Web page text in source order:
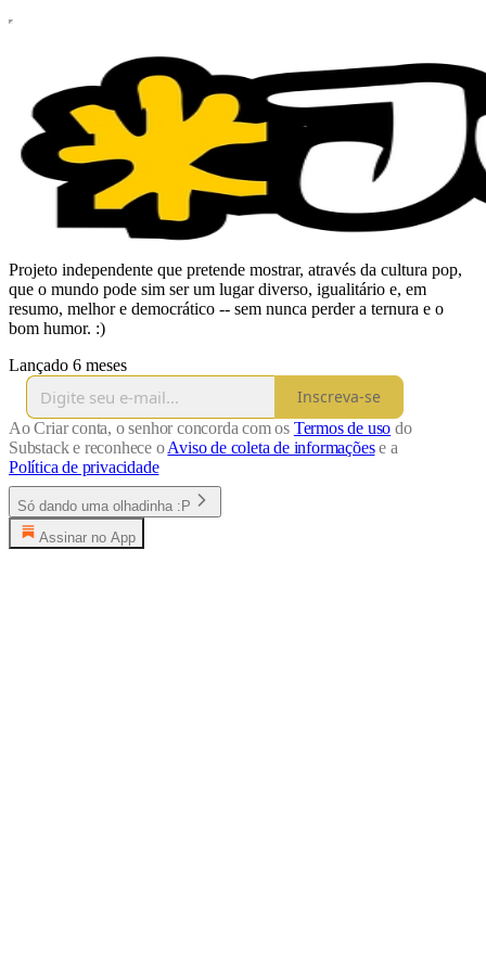
Projeto independente que pretende mostrar, através da cultura pop,
que o mundo pode sim ser um lugar diverso, igualitário e, em
resumo, melhor e democrático -- sem nunca perder a ternura e o
bom humor. :)
Lançado 6 meses
Inscreva-se
Ao Criar conta, o senhor concorda com os Termos de uso do
Substack e reconhece oAviso de coleta de informaçõese a
Política de privacidade
Só dando uma olhadinha :P
Assinar no App